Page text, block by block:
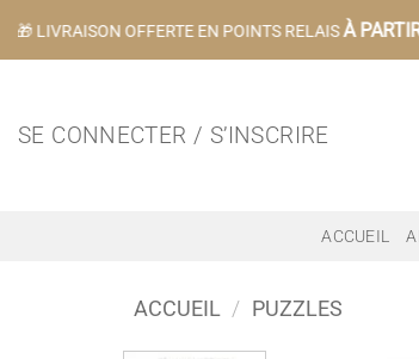
🎁 LIVRAISON OFFERTE EN POINTS RELAISÀ PARTIR
SE CONNECTER / S’INSCRIRE
ACCUEIL
ACCUEIL / PUZZLES